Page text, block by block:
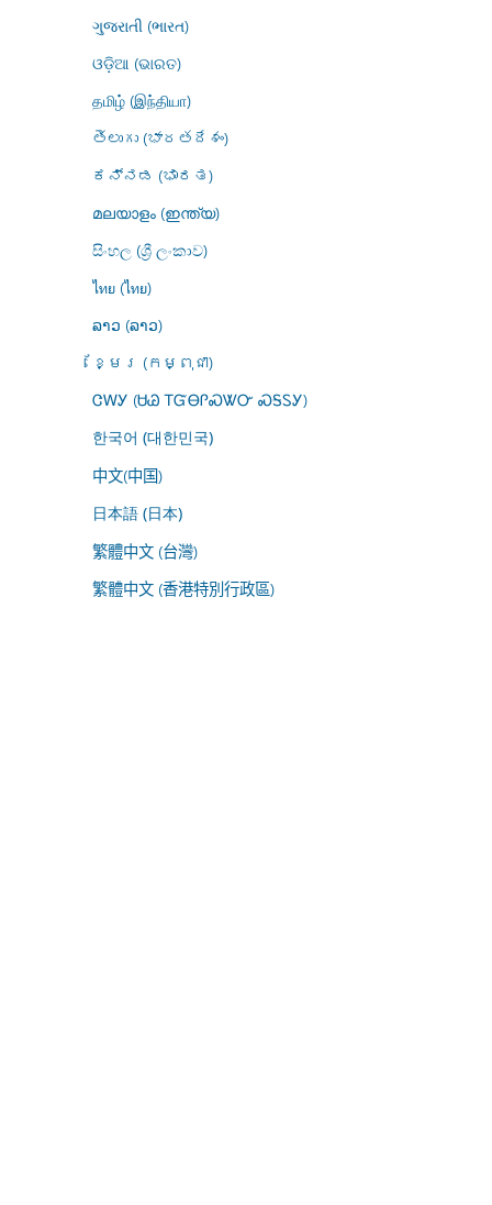
ગુજરાતી (ભારત)
ଓଡ଼ିଆ (ଭାରତ)
தமிழ் (இந்தியா)
తెలుగు (భారతదేశం)
ಕನ್ನಡ (ಭಾರತ)
മലയാളം (ഇന്ത്യ)
සිංහල (ශ්‍රී ලංකාව)
ไทย (ไทย)
ລາວ (ລາວ)
ខ្មែរ (កម្ពុជា)
ᏣᎳᎩ (ᏌᏊ ᎢᏳᎾᎵᏍᏔᏅ ᏍᎦᏚᎩ)
한국어 (대한민국)
中文(中国)
日本語 (日本)
繁體中文 (台灣)
繁體中文 (香港特別行政區)